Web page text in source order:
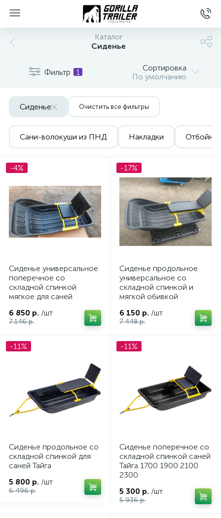
Каталог
Сиденье
Фильтр 1
Сортировка
По умолчанию
Сиденье Очистить все фильтры
Сани-волокуши из ПНД Накладки
-4%
Сиденье универсальное
поперечное со
складной спинкой
мягкое для саней
6 850 р. /шт
7 146 р.
-17%
Сиденье продольное
универсальное со
складной спинкой и
мягкой обивкой
6 150 р. /шт
7 448 р.
-11%
Сиденье продольное со
складной спинкой для
саней Тайга
5 800 р. /шт
6 496 р.
-11%
Сиденье поперечное со
складной спинкой саней
Тайга 1700 1900 2100
2300
5 300 р. /шт
5 936 р.